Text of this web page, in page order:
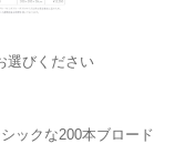
選びください
ックな200本ブロード